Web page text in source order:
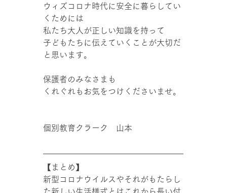
ウィズコロナ時代に安全に暮らしてい
くためには
私たち大人が正しい知識を持って
子どもたちに伝えていくことが大切だ
と思います。
保護者のみなさまも
くれぐれもお気をつけくださいませ。
個別教育クラーク　山本
【まとめ】
新型コロナウイルスやそれがもたらし